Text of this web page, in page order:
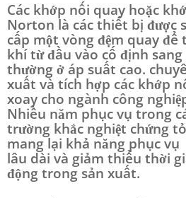
Các khớp nối quay hoặc
Norton là các thiết bị được
cấp một vòng đệm quay
khí từ đầu vào cố định
thường ở áp suất cao.
xuất và tích hợp các khớp
xoay cho ngành công
Nhiều năm phục vụ trong
trường khắc nghiệt chứng
mang lại khả năng phục vụ
lâu dài và giảm thiểu thời
động trong sản xuất.